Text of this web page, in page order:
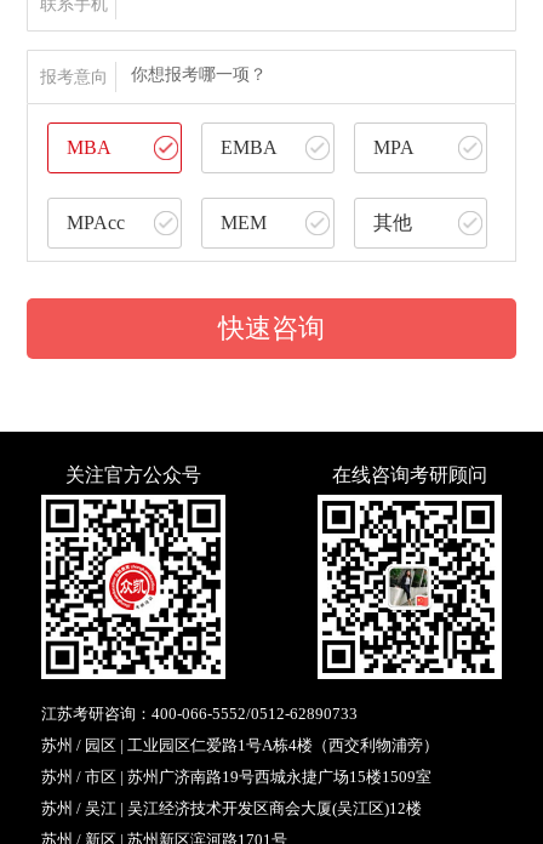
联系手机
报考意向 你想报考哪一项？
MBA EMBA MPA
MPAcc MEM 其他
快速咨询
关注官方公众号 在线咨询考研顾问
江苏考研咨询： 400-066-5552/0512-62890733
苏州 / 园区 | 工业园区仁爱路1号A栋4楼（西交利物浦旁）
苏州 / 市区 | 苏州广济南路19号西城永捷广场15楼1509室
苏州 / 吴江 | 吴江经济技术开发区商会大厦(吴江区)12楼
苏州 / 新区 | 苏州新区滨河路1701号